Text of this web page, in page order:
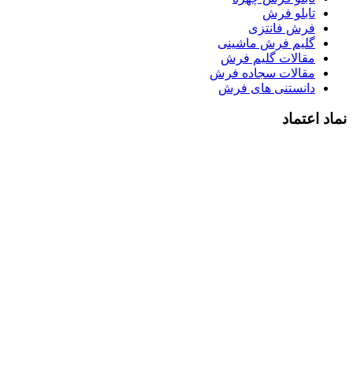
تابلو فرش
فرش فانتزی
گلیم فرش ماشینی
مقالات گلیم فرش
مقالات سجاده فرش
دانستنی های فرش
نماد اعتماد